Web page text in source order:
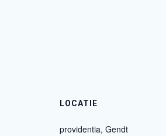
LOCATIE
providentia, Gendt